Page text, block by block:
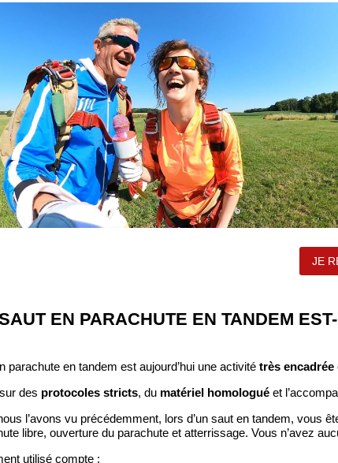
JE
EN PARACHUTE EN TANDEM
parachute en tandem est aujourd’hui une activitétrès
des protocoles stricts, du matériel homologué et
l’avons vu précédemment, lors d’un saut en tandem, vous
libre, ouverture du parachute et atterrissage. Vous n’avez
utilisé compte :